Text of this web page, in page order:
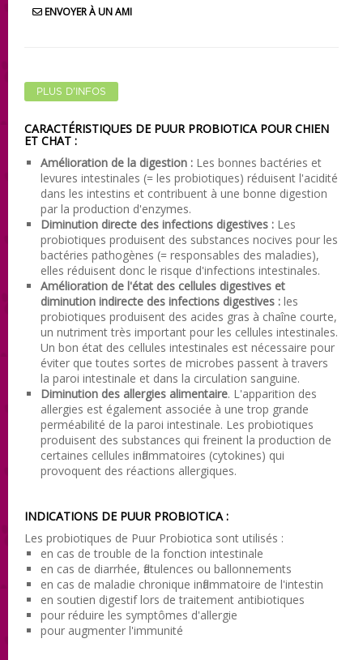
ENVOYER À UN AMI
PLUS D'INFOS
CARACTÉRISTIQUES DE PUUR PROBIOTICA POUR CHIEN
ET CHAT :
Amélioration de la digestion : Les bonnes bactéries et
levures intestinales (= les probiotiques) réduisent l'acidité
dans les intestins et contribuent à une bonne digestion
par la production d'enzymes.
Diminution directe des infections digestives : Les
probiotiques produisent des substances nocives pour les
bactéries pathogènes (= responsables des maladies),
elles réduisent donc le risque d'infections intestinales.
Amélioration de l'état des cellules digestives et
diminution indirecte des infections digestives : les
probiotiques produisent des acides gras à chaîne courte,
un nutriment très important pour les cellules intestinales.
Un bon état des cellules intestinales est nécessaire pour
éviter que toutes sortes de microbes passent à travers
la paroi intestinale et dans la circulation sanguine.
Diminution des allergies alimentaire. L'apparition des
allergies est également associée à une trop grande
perméabilité de la paroi intestinale. Les probiotiques
produisent des substances qui freinent la production de
certaines cellules inflammatoires (cytokines) qui
provoquent des réactions allergiques.
INDICATIONS DE PUUR PROBIOTICA :
Les probiotiques de Puur Probiotica sont utilisés :
en cas de trouble de la fonction intestinale
en cas de diarrhée, flatulences ou ballonnements
en cas de maladie chronique inflammatoire de l'intestin
en soutien digestif lors de traitement antibiotiques
pour réduire les symptômes d'allergie
pour augmenter l'immunité